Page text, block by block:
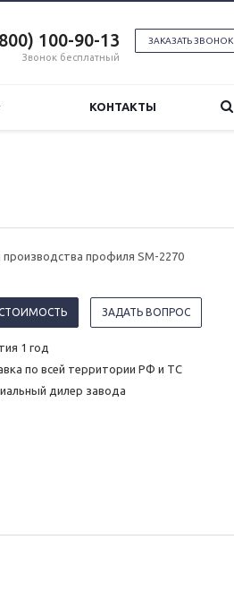
ЗАКАЗАТЬ ЗВОНОК
100-90-13
Звонок бесплатный
КОНТАКТЫ
производства профиля SM-2270
СТОИМОСТЬ ЗАДАТЬ ВОПРОС
1 год
по всей территории РФ и ТС
дилер завода